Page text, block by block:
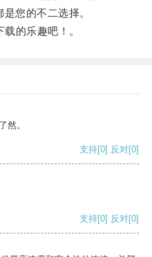
您的不二选择。
的乐趣吧！。
然。
支持[0] 反对[0]
支持[0] 反对[0]